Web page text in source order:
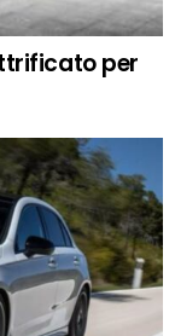
per